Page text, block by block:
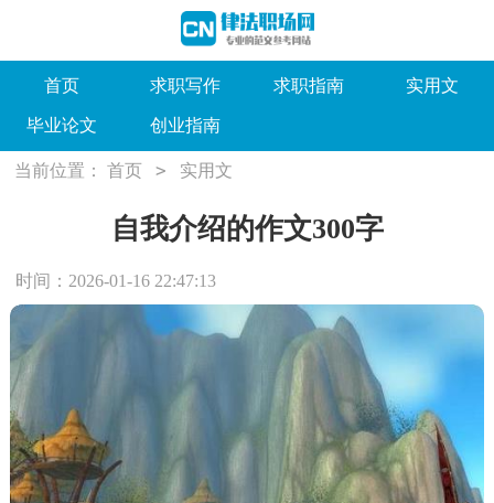
首页 求职写作 求职指南 实用文
毕业论文 创业指南
当前位置： 首页 > 实用文
自我介绍的作文300字
时间：2026-01-16 22:47:13